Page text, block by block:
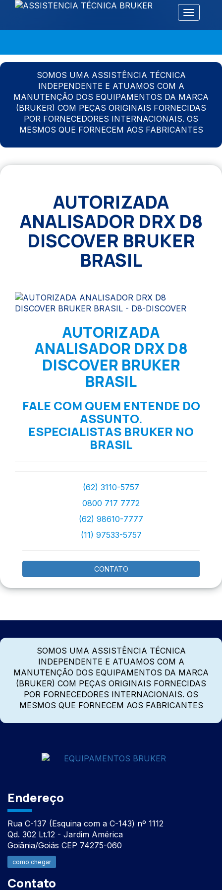
Alternar
SOMOS UMA ASSISTÊNCIA TÉCNICA
INDEPENDENTE E ATUAMOS COM A
MANUTENÇÃO DOS EQUIPAMENTOS DA MARCA
(BRUKER) COM PEÇAS ORIGINAIS FORNECIDAS
POR FORNECEDORES INTERNACIONAIS. OS
MESMOS QUE FORNECEM AOS FABRICANTES
AUTORIZADA
ANALISADOR DRX D8
DISCOVER BRUKER
BRASIL
AUTORIZADA
ANALISADOR DRX D8
DISCOVER BRUKER
BRASIL
FALE COM QUEM ENTENDE DO
ASSUNTO.
ESPECIALISTAS BRUKER NO
BRASIL
(62) 3110-5757
0800 717 7772
(62) 98610-7777
(11) 97533-5757
CONTATO
SOMOS UMA ASSISTÊNCIA TÉCNICA
INDEPENDENTE E ATUAMOS COM A
MANUTENÇÃO DOS EQUIPAMENTOS DA MARCA
(BRUKER) COM PEÇAS ORIGINAIS FORNECIDAS
POR FORNECEDORES INTERNACIONAIS. OS
MESMOS QUE FORNECEM AOS FABRICANTES
Endereço
Rua C-137 (Esquina com a C-143) nº 1112
Qd. 302 Lt.12 - Jardim América
Goiânia/Goiás CEP 74275-060
como chegar
Contato